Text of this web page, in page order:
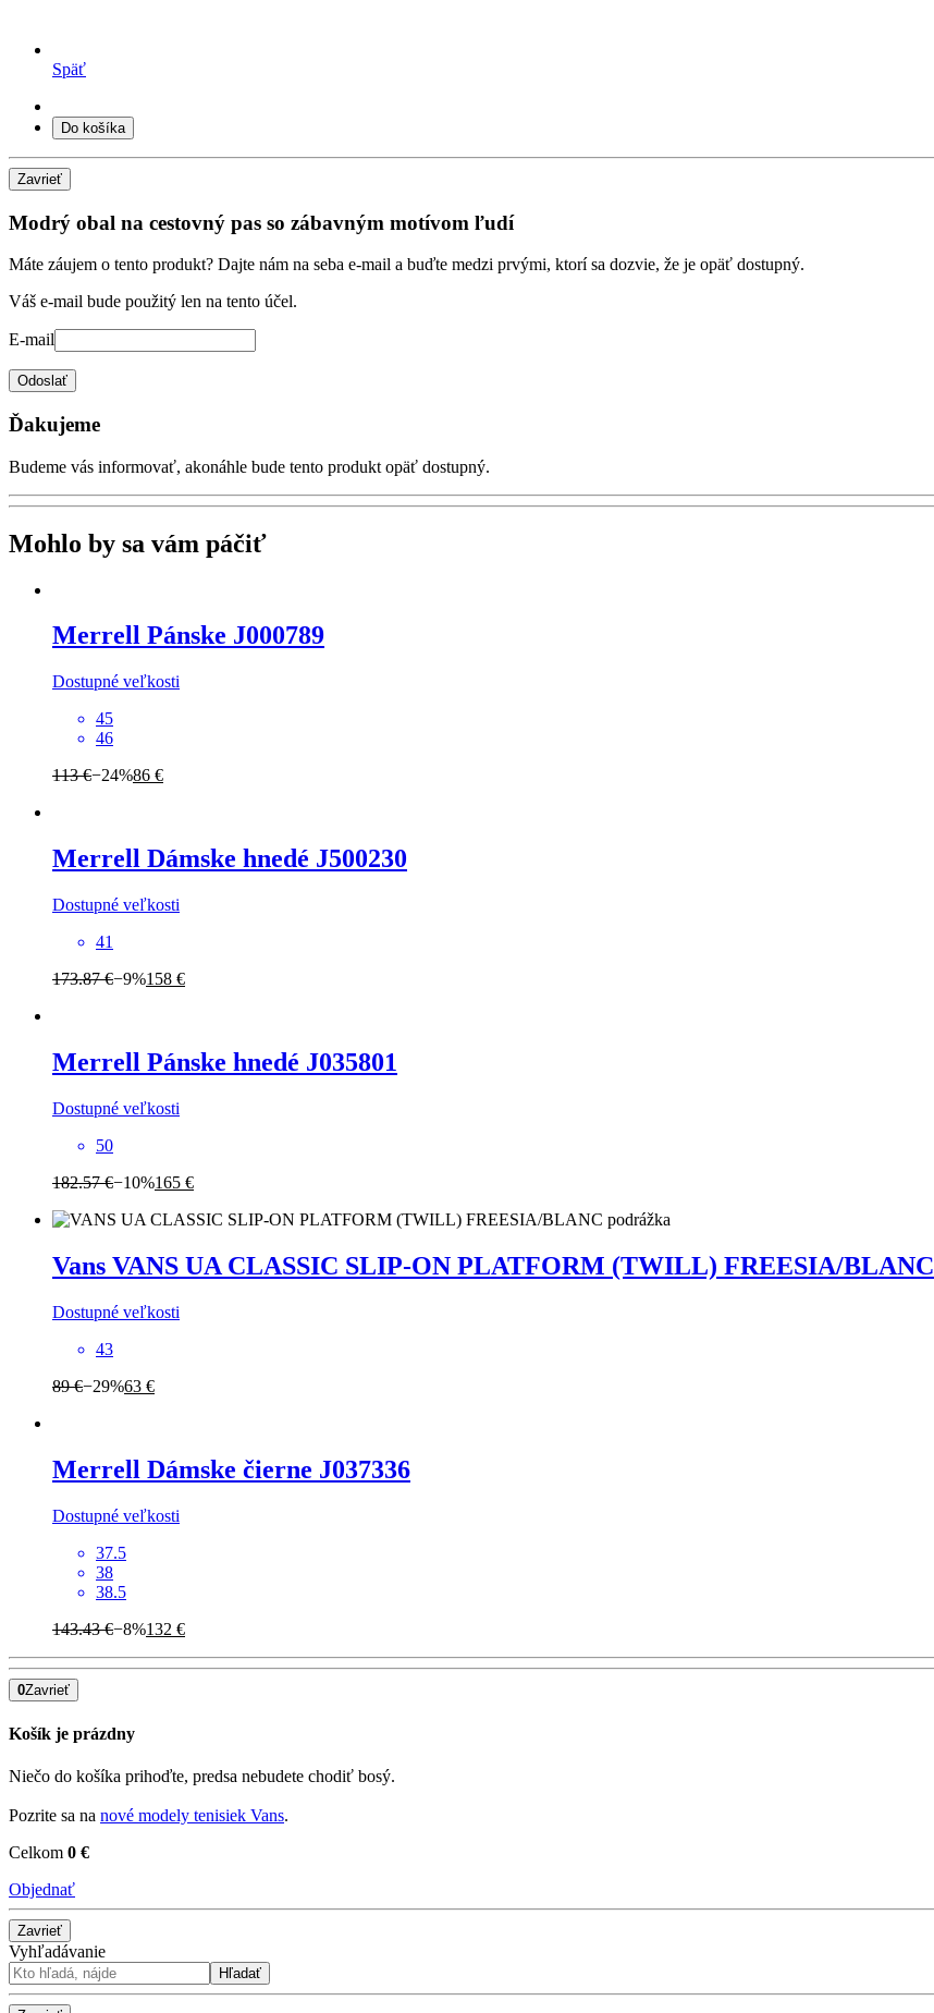
Späť
Do košíka
Zavrieť
Modrý obal na cestovný pas so zábavným motívom ľudí
Máte záujem o tento produkt? Dajte nám na seba e-mail a buďte medzi prvými, ktorí sa dozvie, že je opäť dostupný.
Váš e-mail bude použitý len na tento účel.
E-mail
Odoslať
Ďakujeme
Budeme vás informovať, akonáhle bude tento produkt opäť dostupný.
Mohlo by sa vám páčiť
Merrell Pánske J000789
Dostupné veľkosti
45
46
113 €−24%86 €
Merrell Dámske hnedé J500230
Dostupné veľkosti
41
173.87 €−9%158 €
Merrell Pánske hnedé J035801
Dostupné veľkosti
50
182.57 €−10%165 €
Vans VANS UA CLASSIC SLIP-ON PLATFORM (TWILL) FREESIA/BLANC
Dostupné veľkosti
43
89 €−29%63 €
Merrell Dámske čierne J037336
Dostupné veľkosti
37.5
38
38.5
143.43 €−8%132 €
0Zavrieť
Košík je prázdny
Niečo do košíka prihoďte, predsa nebudete chodiť bosý.
Pozrite sa na nové modely tenisiek Vans.
Celkom 0 €
Objednať
Zavrieť
Vyhľadávanie
Hľadať